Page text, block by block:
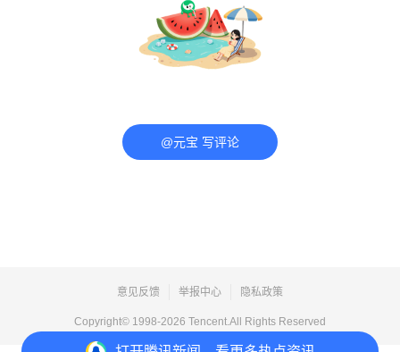
@元宝 写评论
意见反馈 举报中心 隐私政策
Copyright© 1998-2026 Tencent.All Rights Reserved